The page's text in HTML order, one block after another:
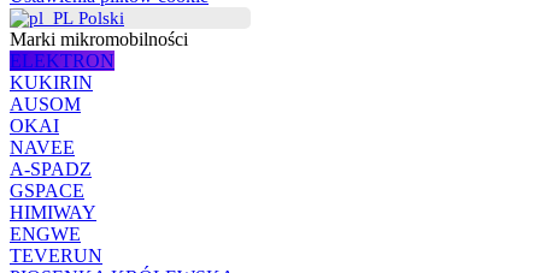
Polski
Marki mikromobilności
ELEKTRON
KUKIRIN
AUSOM
OKAI
NAVEE
A-SPADZ
GSPACE
HIMIWAY
ENGWE
TEVERUN